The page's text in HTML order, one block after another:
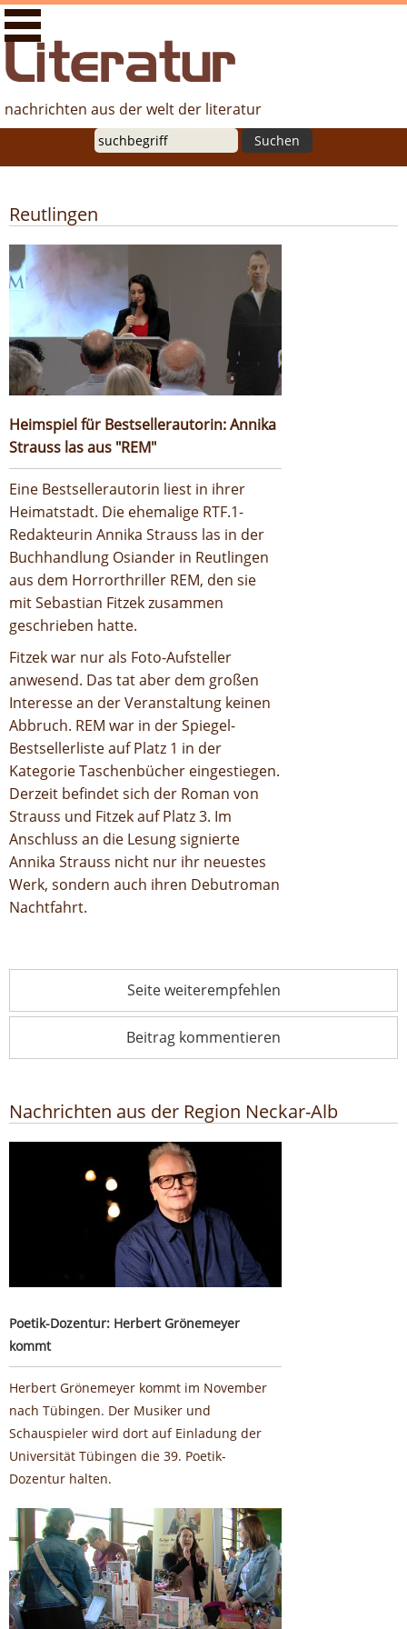
literaturfernsehen.de - Nachrichten aus der Welt der
Literatur
nachrichten aus der welt der literatur
Reutlingen
Heimspiel für Bestsellerautorin: Annika
Strauss las aus "REM"
Heimspiel für Bestsellerautorin: Annika
Strauss las aus "REM"
Eine Bestsellerautorin liest in ihrer
Heimatstadt. Die ehemalige RTF.1-
Redakteurin Annika Strauss las in der
Buchhandlung Osiander in Reutlingen
aus dem Horrorthriller REM, den sie
mit Sebastian Fitzek zusammen
geschrieben hatte.
Fitzek war nur als Foto-Aufsteller
anwesend. Das tat aber dem großen
Interesse an der Veranstaltung keinen
Abbruch. REM war in der Spiegel-
Bestsellerliste auf Platz 1 in der
Kategorie Taschenbücher eingestiegen.
Derzeit befindet sich der Roman von
Strauss und Fitzek auf Platz 3. Im
Anschluss an die Lesung signierte
Annika Strauss nicht nur ihr neuestes
Werk, sondern auch ihren Debutroman
Nachtfahrt.
Seite weiterempfehlen
Beitrag kommentieren
Nachrichten aus der Region Neckar-Alb
Poetik-Dozentur: Herbert Grönemeyer kommt
Poetik-Dozentur: Herbert Grönemeyer
kommt
Herbert Grönemeyer kommt im November
nach Tübingen. Der Musiker und
Schauspieler wird dort auf Einladung der
Universität Tübingen die 39. Poetik-
Dozentur halten.
Voller Erfolg für die erste Buchmesse auf der
Schwäbischen Alb